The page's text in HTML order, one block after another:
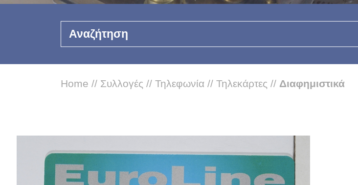
Αναζήτηση
Home // Συλλογές // Τηλεφωνία // Τηλεκάρτες // Διαφημιστικά